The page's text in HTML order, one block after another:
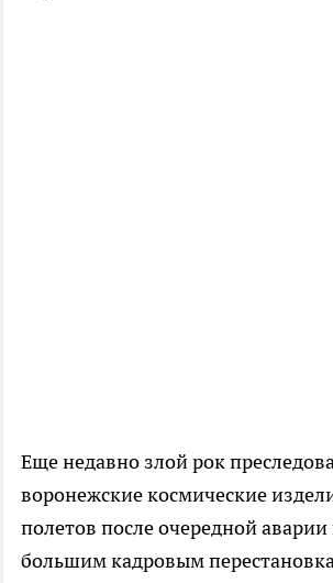
Еще недавно злой рок
воронежские космические
полетов после очередной
большим кадровым